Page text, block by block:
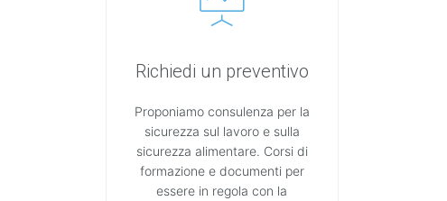
Richiedi un preventivo
Proponiamo consulenza per la
sicurezza sul lavoro e sulla
sicurezza alimentare. Corsi di
formazione e documenti per
essere in regola con la